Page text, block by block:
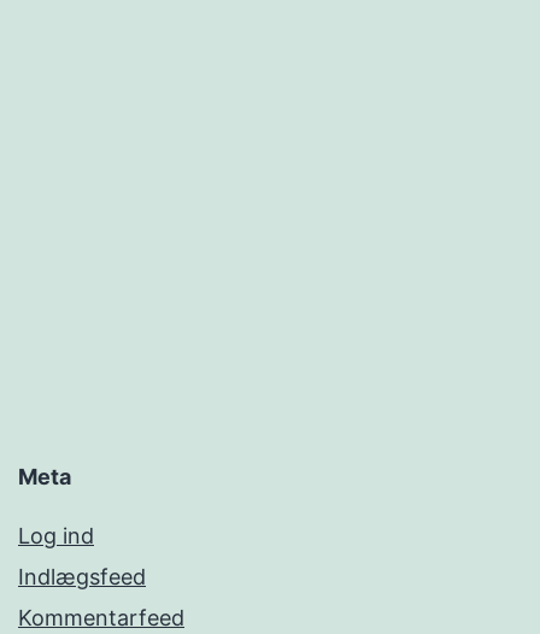
Meta
Log ind
Indlægsfeed
Kommentarfeed